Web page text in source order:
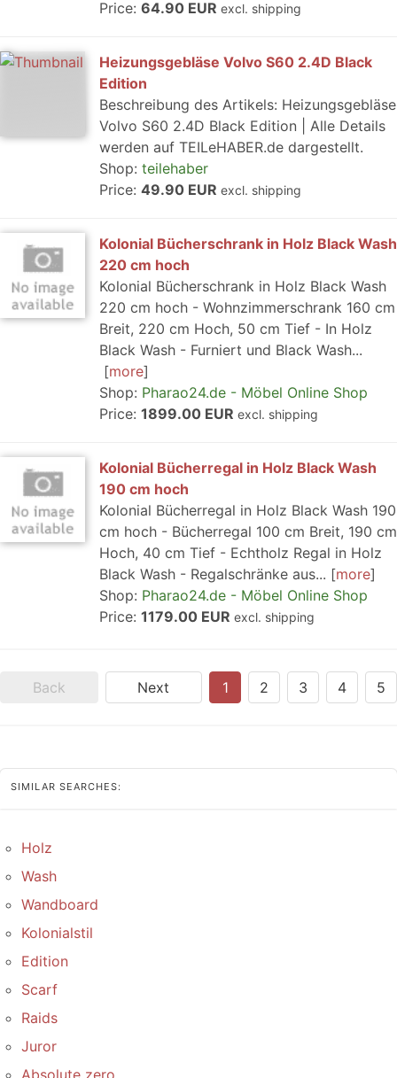
Price: 64.90 EUR excl. shipping
Heizungsgebläse Volvo S60 2.4D Black
Edition
Beschreibung des Artikels: Heizungsgebläse
Volvo S60 2.4D Black Edition | Alle Details
werden auf TEILeHABER.de dargestellt.
Shop: teilehaber
Price: 49.90 EUR excl. shipping
Kolonial Bücherschrank in Holz Black Wash
220 cm hoch
Kolonial Bücherschrank in Holz Black Wash
220 cm hoch - Wohnzimmerschrank 160 cm
Breit, 220 cm Hoch, 50 cm Tief - In Holz
Black Wash - Furniert und Black Wash...
more
Shop: Pharao24.de - Möbel Online Shop
Price: 1899.00 EUR excl. shipping
Kolonial Bücherregal in Holz Black Wash
190 cm hoch
Kolonial Bücherregal in Holz Black Wash 190
cm hoch - Bücherregal 100 cm Breit, 190 cm
Hoch, 40 cm Tief - Echtholz Regal in Holz
Black Wash - Regalschränke aus...
more
Shop: Pharao24.de - Möbel Online Shop
Price: 1179.00 EUR excl. shipping
Back Next 1 2 3 4 5
SIMILAR SEARCHES:
Holz
Wash
Wandboard
Kolonialstil
Edition
Scarf
Raids
Juror
Absolute zero